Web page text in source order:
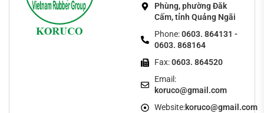
Phùng, phường Đăk
Cấm, tỉnh Quảng Ngãi
Phone:0603. 864131 -
0603. 868164
Fax:0603. 864520
Email:
koruco@gmail.com
Website:koruco@gmail.com